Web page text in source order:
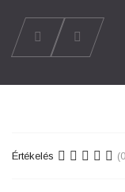
Értékelés